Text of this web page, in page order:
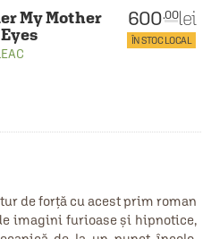
My Mother
600.00lei
ÎN STOC LOCAL
de forță cu acest prim roman
imagini furioase și hipnotice,